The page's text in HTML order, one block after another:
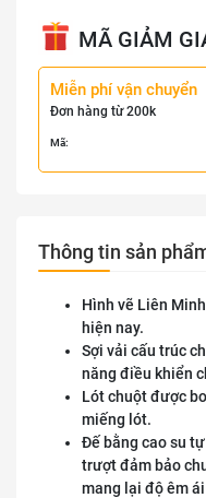
MÃ GIẢM
Miễn phí vận chuyển
Đơn hàng từ 200k
Mã:
Thông tin sản
Hình vẽ Liên
hiện nay.
Sợi vải cấu trúc
năng điều khiển
Lót chuột được
miếng lót.
Đế bằng cao su
trượt đảm bảo
mang lại độ êm